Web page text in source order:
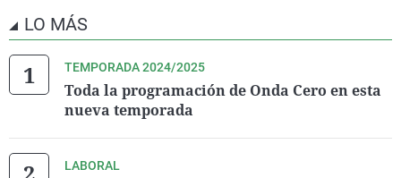
LO MÁS
TEMPORADA 2024/2025
Toda la programación de Onda Cero en esta
nueva temporada
LABORAL